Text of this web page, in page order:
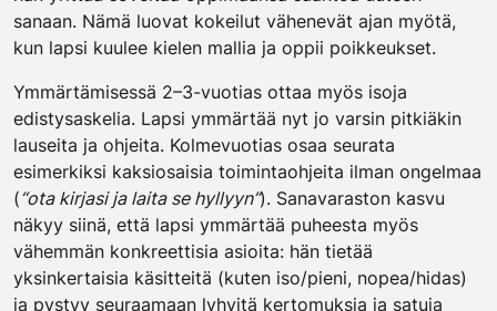
sanaan. Nämä luovat kokeilut vähenevät ajan myötä,
kun lapsi kuulee kielen mallia ja oppii poikkeukset.
Ymmärtämisessä 2–3-vuotias ottaa myös isoja
edistysaskelia. Lapsi ymmärtää nyt jo varsin pitkiäkin
lauseita ja ohjeita. Kolmevuotias osaa seurata
esimerkiksi kaksiosaisia toimintaohjeita ilman ongelmaa
(“ota kirjasi ja laita se hyllyyn”). Sanavaraston kasvu
näkyy siinä, että lapsi ymmärtää puheesta myös
vähemmän konkreettisia asioita: hän tietää
yksinkertaisia käsitteitä (kuten iso/pieni, nopea/hidas)
ja pystyy seuraamaan lyhyitä kertomuksia ja satuja